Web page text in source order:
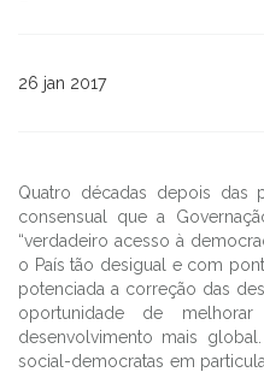
26 jan 2017
Quatro décadas depois das
consensual que a
“verdadeiro acesso à
o País tão desigual e com
potenciada a correção das
oportunidade de
desenvolvimento mais
social-democratas em